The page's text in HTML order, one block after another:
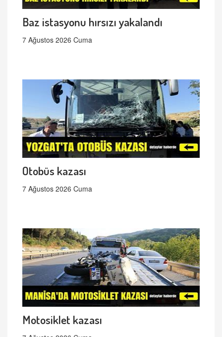
Baz istasyonu hırsızı yakalandı
7 Ağustos 2026 Cuma
Otobüs kazası
7 Ağustos 2026 Cuma
Motosiklet kazası